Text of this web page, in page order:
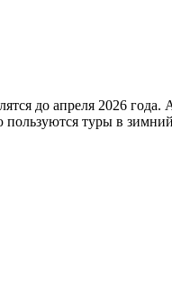
до апреля 2026 года.
туры в